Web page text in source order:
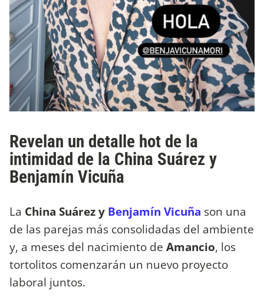
Revelan un detalle hot de la
intimidad de la China Suárez y
Benjamín Vicuña
La China Suárez y Benjamín Vicuña son una
de las parejas más consolidadas del ambiente
y, a meses del nacimiento de Amancio, los
tortolitos comenzarán un nuevo proyecto
laboral juntos.